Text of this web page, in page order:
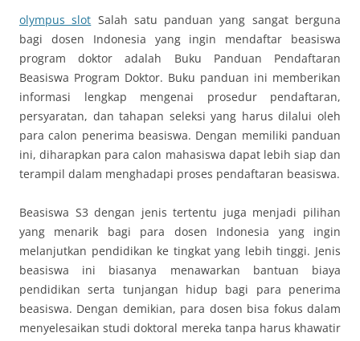
olympus slot Salah satu panduan yang sangat berguna
bagi dosen Indonesia yang ingin mendaftar beasiswa
program doktor adalah Buku Panduan Pendaftaran
Beasiswa Program Doktor. Buku panduan ini memberikan
informasi lengkap mengenai prosedur pendaftaran,
persyaratan, dan tahapan seleksi yang harus dilalui oleh
para calon penerima beasiswa. Dengan memiliki panduan
ini, diharapkan para calon mahasiswa dapat lebih siap dan
terampil dalam menghadapi proses pendaftaran beasiswa.
Beasiswa S3 dengan jenis tertentu juga menjadi pilihan
yang menarik bagi para dosen Indonesia yang ingin
melanjutkan pendidikan ke tingkat yang lebih tinggi. Jenis
beasiswa ini biasanya menawarkan bantuan biaya
pendidikan serta tunjangan hidup bagi para penerima
beasiswa. Dengan demikian, para dosen bisa fokus dalam
menyelesaikan studi doktoral mereka tanpa harus khawatir